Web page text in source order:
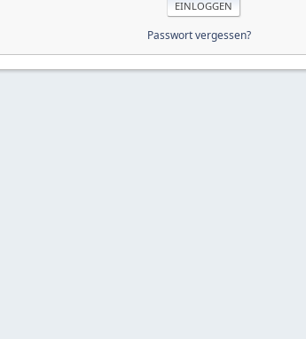
Passwort vergessen?